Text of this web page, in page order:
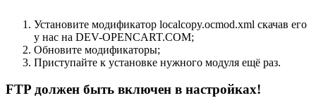
Установите модификатор localcopy.ocmod.xml скачав его
у нас на DEV-OPENCART.COM;
Обновите модификаторы;
Приступайте к установке нужного модуля ещё раз.
FTP должен быть включен в настройках!